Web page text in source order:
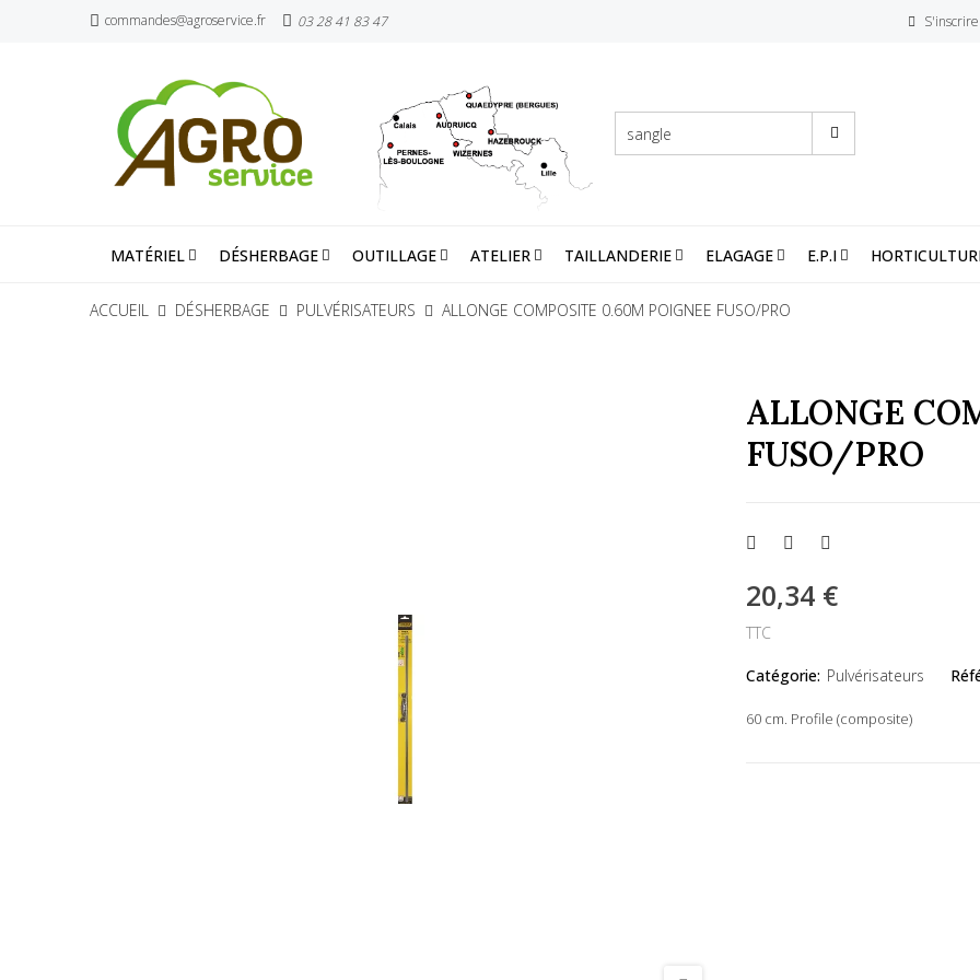
commandes@agroservice.fr 03 28 41 83 47 S'inscrire
MATÉRIEL DÉSHERBAGE OUTILLAGE ATELIER TAILLANDERIE ELAGAGE E.P.I
ACCUEIL DÉSHERBAGE PULVÉRISATEURS ALLONGE COMPOSITE 0.60M POIGNEE FUSO/PRO
ALLONGE
FUSO/PRO
20,34 €
TTC
Catégorie: Pulvérisateurs
60 cm. Profile (composite)